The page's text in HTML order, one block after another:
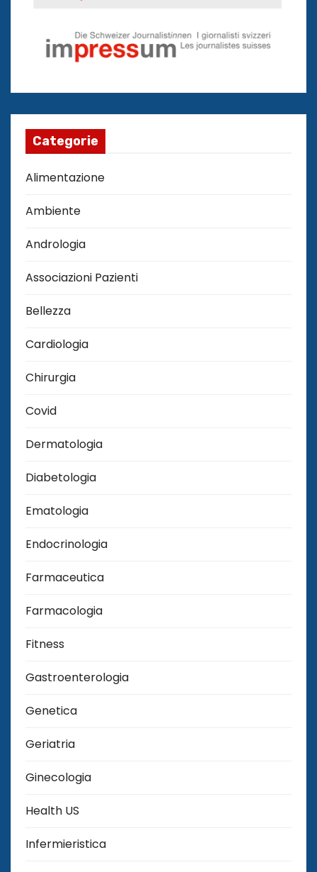
Categorie
Alimentazione
Ambiente
Andrologia
Associazioni Pazienti
Bellezza
Cardiologia
Chirurgia
Covid
Dermatologia
Diabetologia
Ematologia
Endocrinologia
Farmaceutica
Farmacologia
Fitness
Gastroenterologia
Genetica
Geriatria
Ginecologia
Health US
Infermieristica